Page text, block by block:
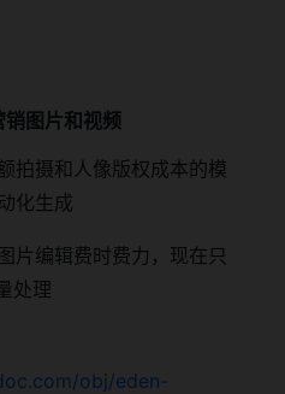
图片和视频
拍摄和人像版权成本的模
化生成
片编辑费时费力，现在只
处理
obj/eden-